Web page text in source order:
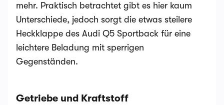
mehr​. Praktisch betrachtet gibt es hier kaum
Unterschiede, jedoch sorgt die etwas steilere
Heckklappe des Audi Q5 Sportback für eine
leichtere Beladung mit sperrigen
Gegenständen.
Getriebe und Kraftstoff